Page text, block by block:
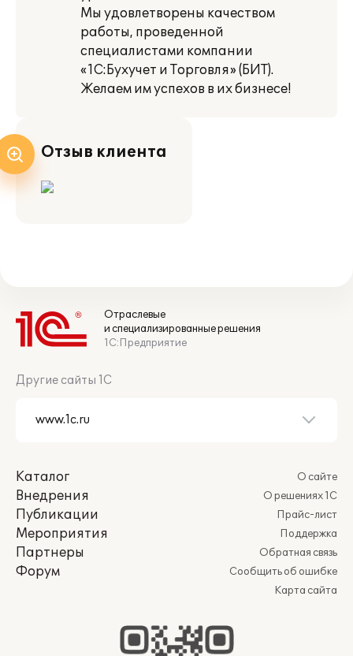
Мы удовлетворены качеством
работы, проведенной
специалистами компании
«1С:Бухучет и Торговля» (БИТ).
Желаем им успехов в их бизнесе!
Отзыв клиента
Отраслевые
и специализированные решения
1С:Предприятие
Другие сайты 1С
Каталог
Внедрения
Публикации
Мероприятия
Партнеры
Форум
О сайте
О решениях 1С
Прайс-лист
Поддержка
Обратная связь
Сообщить об ошибке
Карта сайта